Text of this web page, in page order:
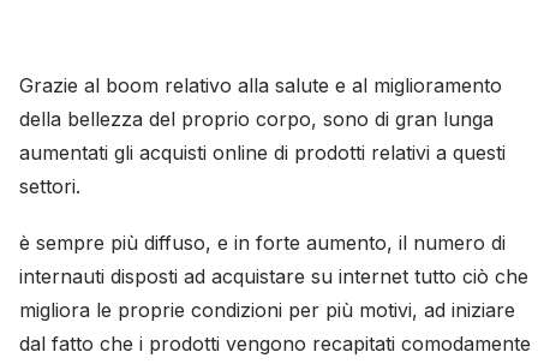
Grazie al boom relativo alla salute e al miglioramento
della bellezza del proprio corpo, sono di gran lunga
aumentati gli acquisti online di prodotti relativi a questi
settori.
è sempre più diffuso, e in forte aumento, il numero di
internauti disposti ad acquistare su internet tutto ciò che
migliora le proprie condizioni per più motivi, ad iniziare
dal fatto che i prodotti vengono recapitati comodamente